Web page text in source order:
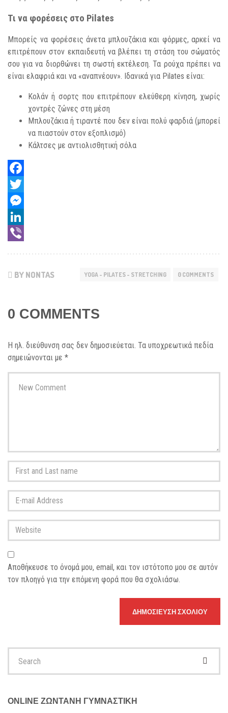
Τι να φορέσεις στο Pilates
Μπορείς να φορέσεις άνετα μπλουζάκια και φόρμες, αρκεί να
επιτρέπουν στον εκπαιδευτή να βλέπει τη στάση του σώματός
σου για να διορθώνει τη σωστή εκτέλεση. Τα ρούχα πρέπει να
είναι ελαφριά και να «αναπνέουν». Ιδανικά για Pilates είναι:
Κολάν ή σορτς που επιτρέπουν ελεύθερη κίνηση, χωρίς
χοντρές ζώνες στη μέση
Μπλουζάκια ή τιραντέ που δεν είναι πολύ φαρδιά (μπορεί
να πιαστούν στον εξοπλισμό)
Κάλτσες με αντιολισθητική σόλα
Facebook
Twitter
Messenger
LinkedIn
BY NONTAS YOGA - PILATES - STRETCHING 0 COMMENTS
0 COMMENTS
Η ηλ. διεύθυνση σας δεν δημοσιεύεται. Τα υποχρεωτικά πεδία
σημειώνονται με *
comment*
First
Last
name*
Address*
Website
Αποθήκευσε το όνομά μου, email, και τον ιστότοπο μου σε αυτόν
τον πλοηγό για την επόμενη φορά που θα σχολιάσω.
ONLINE ΖΩΝΤΑΝΗ ΓΥΜΝΑΣΤΙΚΗ